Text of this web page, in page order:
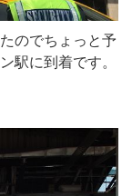
のでちょっと予
駅に到着です。